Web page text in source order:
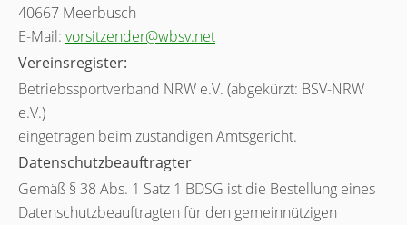
40667 Meerbusch
E-Mail: vorsitzender@wbsv.net
Vereinsregister:
Betriebssportverband NRW e.V. (abgekürzt: BSV-NRW
e.V.)
eingetragen beim zuständigen Amtsgericht.
Datenschutzbeauftragter
Gemäß § 38 Abs. 1 Satz 1 BDSG ist die Bestellung eines
Datenschutzbeauftragten für den gemeinnützigen